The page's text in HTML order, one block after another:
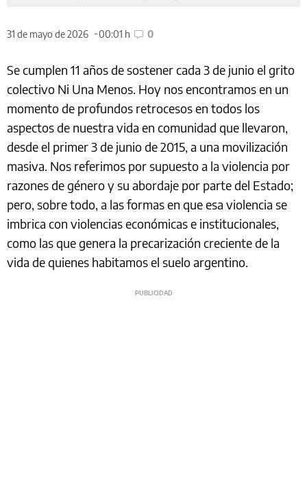
31 de mayo de 2026 00:01 h 0
Se cumplen 11 años de sostener cada 3 de junio el grito
colectivo Ni Una Menos. Hoy nos encontramos en un
momento de profundos retrocesos en todos los
aspectos de nuestra vida en comunidad que llevaron,
desde el primer 3 de junio de 2015, a una movilización
masiva. Nos referimos por supuesto a la violencia por
razones de género y su abordaje por parte del Estado;
pero, sobre todo, a las formas en que esa violencia se
imbrica con violencias económicas e institucionales,
como las que genera la precarización creciente de la
vida de quienes habitamos el suelo argentino.